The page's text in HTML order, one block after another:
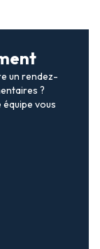
un rendez-
?
vous